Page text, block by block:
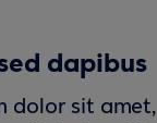
dapibus
dolor sit amet,